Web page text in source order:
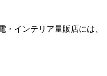
・インテリア量販店には、